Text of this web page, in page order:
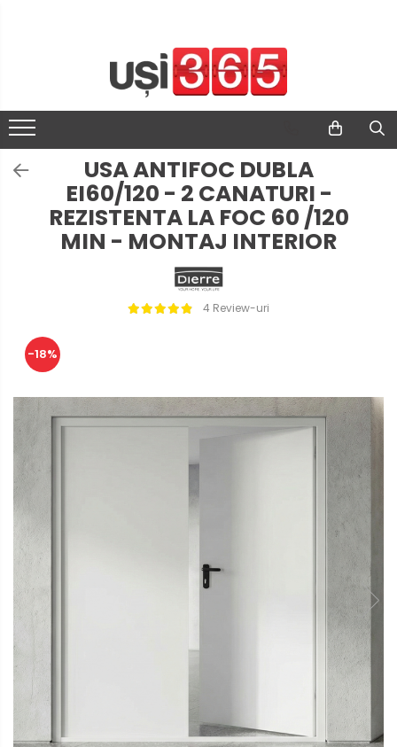
USA ANTIFOC DUBLA
EI60/120 - 2 CANATURI -
REZISTENTA LA FOC 60 /120
MIN - MONTAJ INTERIOR
4 Review-uri
-18%